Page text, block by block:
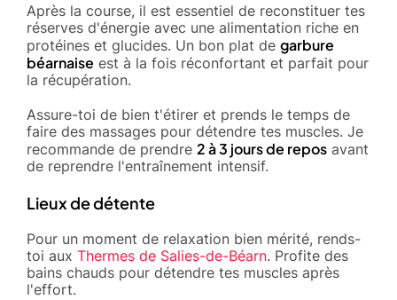
Après la course, il est essentiel de reconstituer tes
réserves d'énergie avec une alimentation riche en
protéines et glucides. Un bon plat de garbure
béarnaise est à la fois réconfortant et parfait pour
la récupération.
Assure-toi de bien t'étirer et prends le temps de
faire des massages pour détendre tes muscles. Je
recommande de prendre 2 à 3 jours de repos avant
de reprendre l'entraînement intensif.
Lieux de détente
Pour un moment de relaxation bien mérité, rends-
toi aux Thermes de Salies-de-Béarn. Profite des
bains chauds pour détendre tes muscles après
l'effort.